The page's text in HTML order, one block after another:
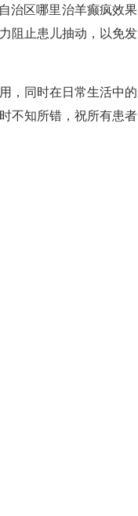
治区哪里治羊癫疯效果
阻止患儿抽动，以免发
，同时在日常生活中的
不知所错，祝所有患者